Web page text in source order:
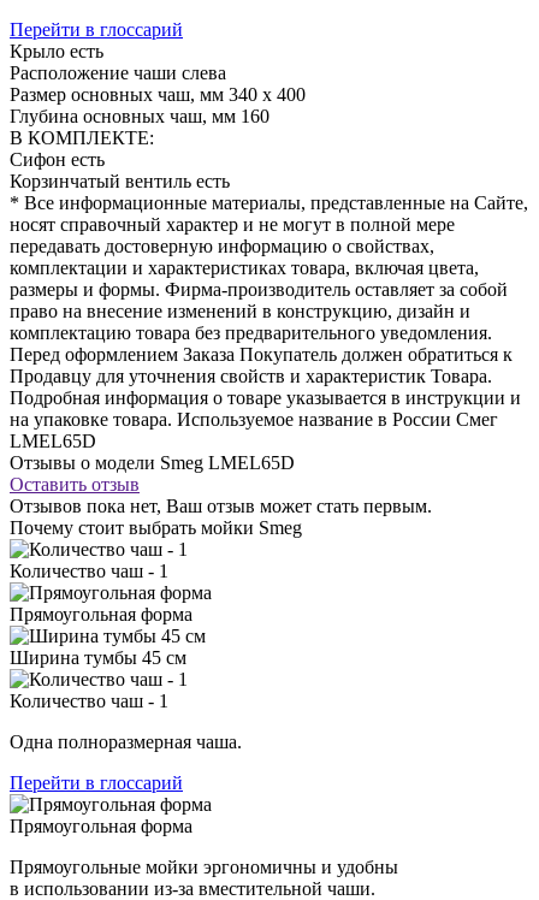
Перейти в глоссарий
Крыло есть
Расположение чаши слева
Размер основных чаш, мм 340 х 400
Глубина основных чаш, мм 160
В КОМПЛЕКТЕ:
Сифон есть
Корзинчатый вентиль есть
* Все информационные материалы, представленные на Сайте,
носят справочный характер и не могут в полной мере
передавать достоверную информацию о свойствах,
комплектации и характеристиках товара, включая цвета,
размеры и формы. Фирма-производитель оставляет за собой
право на внесение изменений в конструкцию, дизайн и
комплектацию товара без предварительного уведомления.
Перед оформлением Заказа Покупатель должен обратиться к
Продавцу для уточнения свойств и характеристик Товара.
Подробная информация о товаре указывается в инструкции и
на упаковке товара. Используемое название в России Смег
LMEL65D
Отзывы о модели Smeg LMEL65D
Оставить отзыв
Отзывов пока нет, Ваш отзыв может стать первым.
Почему стоит выбрать мойки Smeg
Количество чаш - 1
Прямоугольная форма
Ширина тумбы 45 см
Количество чаш - 1
Одна полноразмерная чаша.
Перейти в глоссарий
Прямоугольная форма
Прямоугольные мойки эргономичны и удобны
в использовании из-за вместительной чаши.